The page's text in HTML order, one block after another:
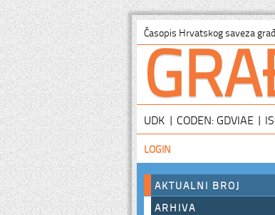
Časopis Hrvatskog saveza
UDK | CODEN: GDVIAE |
LOGIN
AKTUALNI BROJ
ARHIVA